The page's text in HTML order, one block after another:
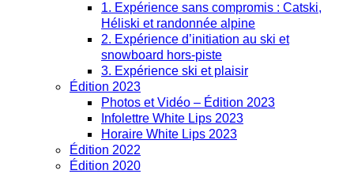
1. Expérience sans compromis : Catski,
Héliski et randonnée alpine
2. Expérience d’initiation au ski et
snowboard hors-piste
3. Expérience ski et plaisir
Édition 2023
Photos et Vidéo – Édition 2023
Infolettre White Lips 2023
Horaire White Lips 2023
Édition 2022
Édition 2020